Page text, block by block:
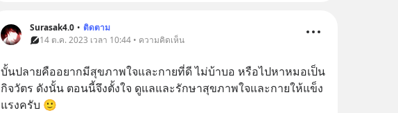
Surasak4.0 • ติดตาม
14 ต.ค. 2023 เวลา 10:44 • ความคิดเห็น
บั้นปลายคืออยากมีสุขภาพใจและกายที่ดี ไม่บ้าบอ หรือไปหาหมอเป็น
กิจวัตร ดังนั้น ตอนนี้จึงตั้งใจ ดูแลและรักษาสุขภาพใจและกายให้แข็ง
แรงครับ 🙂